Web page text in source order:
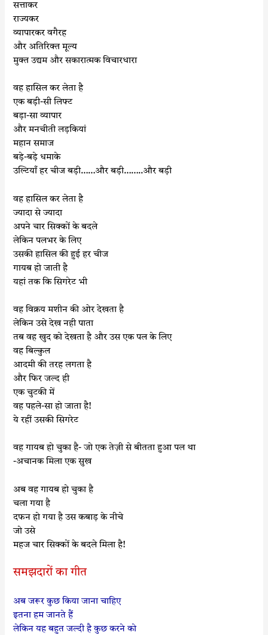
सत्ताकर
राज्यकर
व्यापारकर वगैरह
और अतिरिक्त मूल्य
मुक्त उद्यम और सकारात्मक विचारधारा
वह हासिल कर लेता है
एक बड़ी-सी लिफ्ट
बड़ा-सा व्यापार
और मनचीती लड़कियां
महान समाज
बड़े-बड़े धमाके
उल्टियाँ हर चीज बड़ी……और बड़ी……..और बड़ी
वह हासिल कर लेता है
ज्यादा से ज्यादा
अपने चार सिक्कों के बदले
लेकिन पलभर के लिए
उसकी हासिल की हुई हर चीज
गायब हो जाती है
यहां तक कि सिगरेट भी
वह विक्रय मशीन की ओर देखता है
लेकिन उसे देख नही पाता
तब वह खुद को देखता है और उस एक पल के लिए
वह बिल्कुल
आदमी की तरह लगता है
और फिर जल्द ही
एक चुटकी में
वह पहले-सा हो जाता है!
ये रहीं उसकी सिगरेट
वह गायब हो चुका है- जो एक तेज़ी से बीतता हुआ पल था
-अचानक मिला एक सुख
अब वह गायब हो चुका है
चला गया है
दफन हो गया है उस कबाड़ के नीचे
जो उसे
महज चार सिक्कों के बदले मिला है!
समझदारों का गीत
अब जरूर कुछ किया जाना चाहिए
इतना हम जानते हैं
लेकिन यह बहुत जल्दी है कुछ करने को